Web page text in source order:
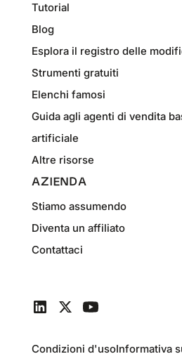
Tutorial
Blog
Esplora il registro delle
Strumenti gratuiti
Elenchi famosi
Guida agli agenti di vendita
artificiale
Altre risorse
AZIENDA
Stiamo assumendo
Diventa un affiliato
Contattaci
Condizioni d'usoInformativa